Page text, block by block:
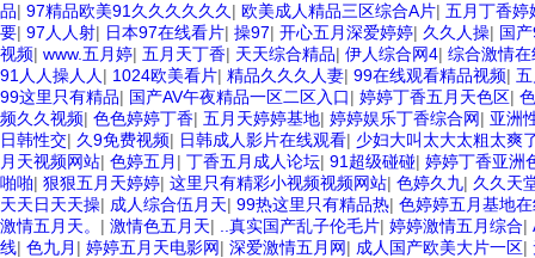
品| 97精品欧美91久久久久久久 | 欧美成人精品三区综合A片| 五月丁香婷
要| 97人人射| 日本97在线看片| 操97| 开心五月深爱婷婷| 久久人操| 国
视频| www.五月婷| 五月天丁香| 天天综合精品| 伊人综合网4| 综合激情在
91人人操人人 | 1024欧美看片| 精品久久久人妻| 99在线观看精品视频|
99这里只有精品| 国产AV午夜精品一区二区入口| 婷婷丁香五月天色区|
频久久视频| 色色婷婷丁香| 五月天婷婷基地| 婷婷娱乐丁香综合网| 亚洲
日韩性交| 久9免费视频| 日韩成人影片在线观看| 少妇大叫太大太粗太爽
月天视频网站| 色婷五月 | 丁香五月成人论坛| 91超级碰碰| 婷婷丁香亚洲
啪啪| 狠狠五月天婷婷| 这里只有精彩小视频视频网站| 色婷久九| 久久天
天天日天天操| 成人综合伍月天| 99热这里只有精品热| 色婷婷五月基地
激情五月天。 | 激情色五月天| ..真实国产乱子伦毛片| 婷婷激情五月综合|
线| 色九月 | 婷婷五月天电影网| 深爱激情五月网| 成人国产欧美大片一区|